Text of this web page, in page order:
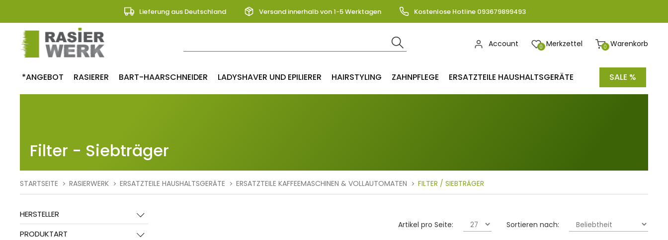
Lieferung aus Deutschland Versand innerhalb von 1-5 Werktagen Kostenlose Hotline 093679899493
0 Warenkorb
0 Merkzettel
Account
*ANGEBOT RASIERER BART-HAARSCHNEIDER LADYSHAVER UND EPILIERER HAIRSTYLING ZAHNPFLEGE ERSATZTEILE HAUSHALTSGERÄTE SALE %
Filter - Siebträger
STARTSEITE RASIERWERK ERSATZTEILE HAUSHALTSGERÄTE ERSATZTEILE KAFFEEMASCHINEN & VOLLAUTOMATEN FILTER / SIEBTRÄGER
HERSTELLER
PRODUKTART
Sortieren nach:
Artikel pro Seite: